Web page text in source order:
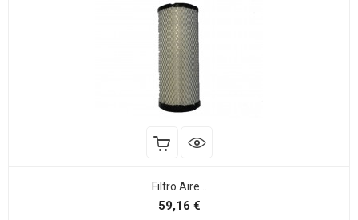
Filtro Aire...
59,16 €Preço